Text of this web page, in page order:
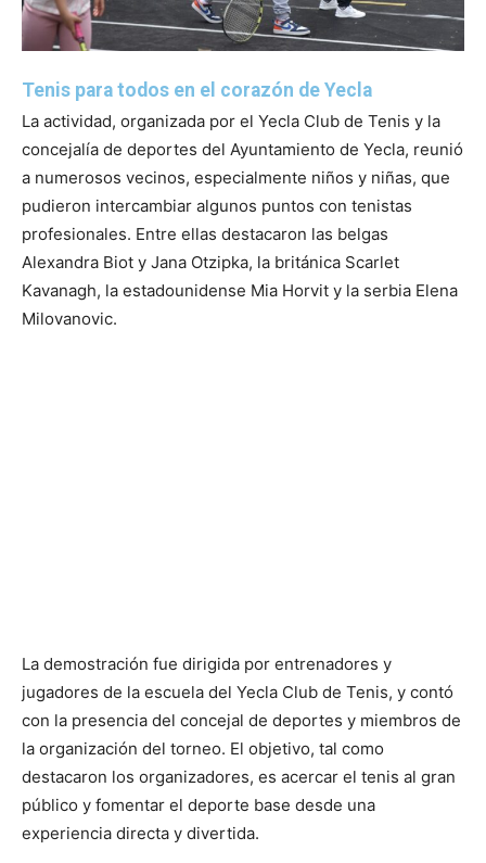
Tenis para todos en el corazón de Yecla
La actividad, organizada por el Yecla Club de Tenis y la
concejalía de deportes del Ayuntamiento de Yecla, reunió
a numerosos vecinos, especialmente niños y niñas, que
pudieron intercambiar algunos puntos con tenistas
profesionales. Entre ellas destacaron las belgas
Alexandra Biot y Jana Otzipka, la británica Scarlet
Kavanagh, la estadounidense Mia Horvit y la serbia Elena
Milovanovic.
La demostración fue dirigida por entrenadores y
jugadores de la escuela del Yecla Club de Tenis, y contó
con la presencia del concejal de deportes y miembros de
la organización del torneo. El objetivo, tal como
destacaron los organizadores, es acercar el tenis al gran
público y fomentar el deporte base desde una
experiencia directa y divertida.